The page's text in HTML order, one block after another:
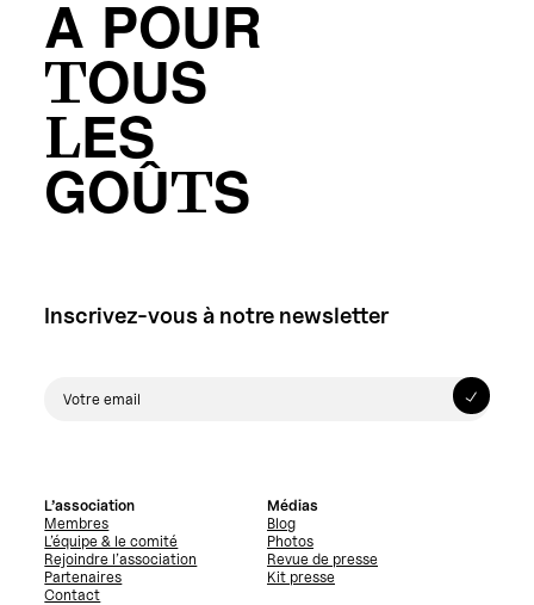
A POUR
TOUS
LES
GOÛTS
Inscrivez-vous à notre newsletter
L’association
Membres
L’équipe & le comité
Rejoindre l’association
Partenaires
Contact
Médias
Blog
Photos
Revue de presse
Kit presse